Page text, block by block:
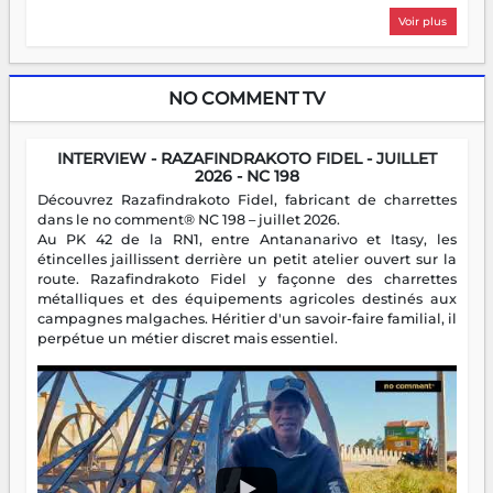
Voir plus
NO COMMENT TV
INTERVIEW - RAZAFINDRAKOTO FIDEL - JUILLET
2026 - NC 198
Découvrez Razafindrakoto Fidel, fabricant de charrettes
dans le no comment® NC 198 – juillet 2026.
Au PK 42 de la RN1, entre Antananarivo et Itasy, les
étincelles jaillissent derrière un petit atelier ouvert sur la
route. Razafindrakoto Fidel y façonne des charrettes
métalliques et des équipements agricoles destinés aux
campagnes malgaches. Héritier d'un savoir-faire familial, il
perpétue un métier discret mais essentiel.